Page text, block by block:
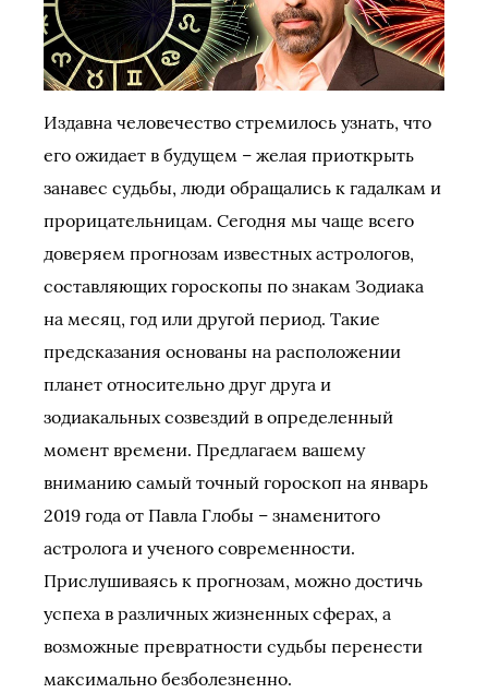
Издавна человечество стремилось узнать, что
его ожидает в будущем – желая приоткрыть
занавес судьбы, люди обращались к гадалкам и
прорицательницам. Сегодня мы чаще всего
доверяем прогнозам известных астрологов,
составляющих гороскопы по знакам Зодиака
на месяц, год или другой период. Такие
предсказания основаны на расположении
планет относительно друг друга и
зодиакальных созвездий в определенный
момент времени. Предлагаем вашему
вниманию самый точный гороскоп на январь
2019 года от Павла Глобы – знаменитого
астролога и ученого современности.
Прислушиваясь к прогнозам, можно достичь
успеха в различных жизненных сферах, а
возможные превратности судьбы перенести
максимально безболезненно.